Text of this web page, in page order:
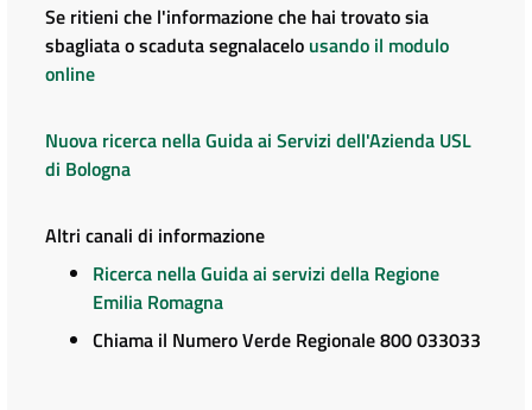
Se ritieni che l'informazione che hai trovato sia
sbagliata o scaduta segnalacelo usando il modulo
online
Nuova ricerca nella Guida ai Servizi dell'Azienda USL
di Bologna
Altri canali di informazione
Ricerca nella Guida ai servizi della Regione
Emilia Romagna
Chiama il Numero Verde Regionale 800 033033